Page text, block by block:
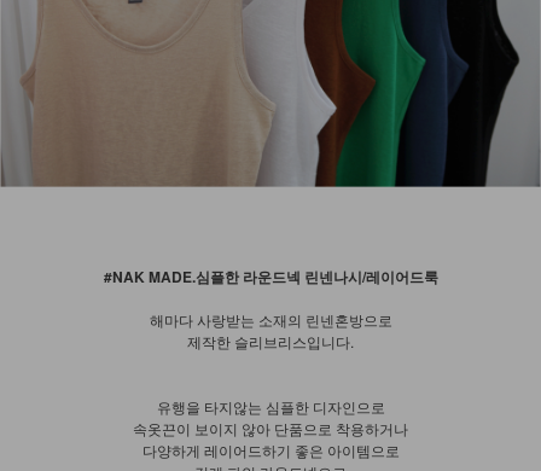
#NAK MADE.심플한 라운드넥 린넨나시/레이어드룩
해마다 사랑받는 소재의 린넨혼방으로
제작한 슬리브리스입니다.
유행을 타지않는 심플한 디자인으로
속옷끈이 보이지 않아 단품으로 착용하거나
다양하게 레이어드하기 좋은 아이템으로